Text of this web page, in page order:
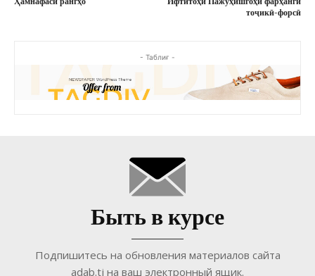
тоҷикӣ-форсӣ
- Таблиғ -
Быть в курсе
Подпишитесь на обновления материалов сайта
adab.tj на ваш электронный ящик.